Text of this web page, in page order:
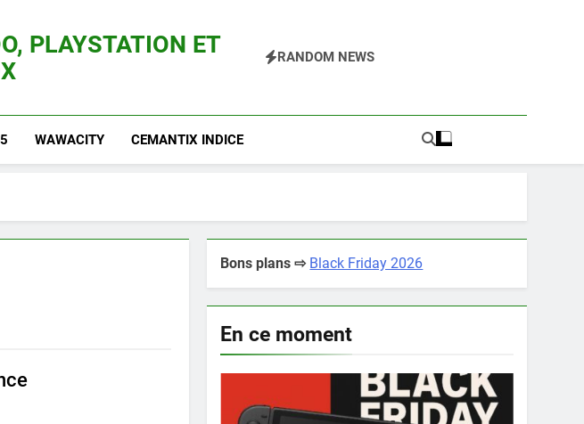
PLAYSTATION ET
RANDOM NEWS
WAWACITY CEMANTIX INDICE
Bons plans ⇨ Black Friday 2026
En ce moment